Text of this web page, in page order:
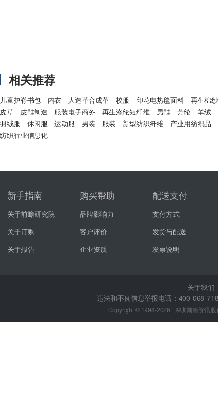
相关推荐
儿童护脊书包 内衣 人造革合成革 校服 印花电热毯面料
再生棉纱
皮草
皮鞋制造 服装电子商务 再生涤纶短纤维 男鞋 芳纶
羊绒
羽绒服
休闲服 运动服 男装 服装 新型纺织纤维
产业用纺织品
纺织行业信息化
新手指南
关于前瞻研究院
关于订购
关于报告
购买帮助
品牌影响力
客户评价
企业资质
配送支付
支付方式
发货与配送
发票说明
关于我们
违法和不良信息举报电话：400-068-
Copyright © 1998-2026 深圳前瞻资讯股